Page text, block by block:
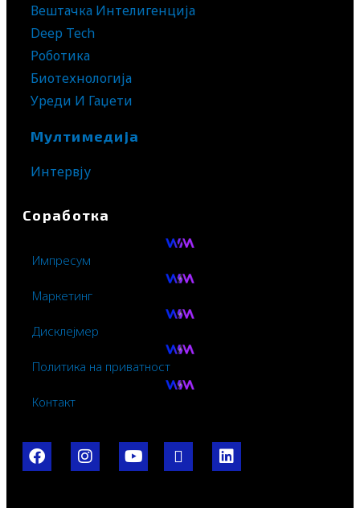
Вештачка Интелигенција
Deep Tech
Роботика
Биотехнологија
Уреди И Гаџети
Мултимедија
Интервју
Соработка
Импресум
Маркетинг
Дисклејмер
Политика на приватност
Контакт
F
a
I
n
Y
o
I
c
L
i